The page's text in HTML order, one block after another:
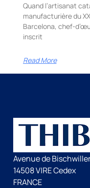
Quand l’artisanat
manufacturière du
Barcelona, chef-
inscrit
Read More
Avenue de
14508 VIRE Cedex
FRANCE